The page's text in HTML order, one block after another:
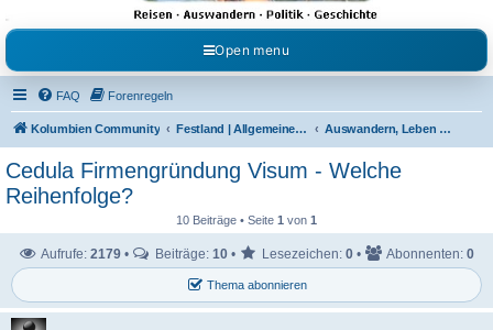
Open menu
FAQ Forenregeln
Kolumbien Community Festland | Allgemeine Fragen Auswandern, Leben & Arbeiten in Kolumbien
Cedula Firmengründung Visum - Welche
Reihenfolge?
10 Beiträge • Seite 1 von 1
Thema abonnieren
Aufrufe: 2179 • Beiträge: 10 • Lesezeichen: 0 • Abonnenten: 0